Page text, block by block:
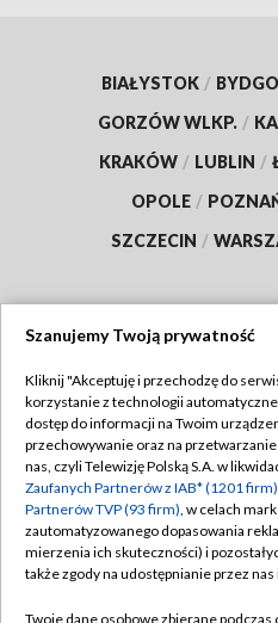
BIAŁYSTOK /
GORZÓW WLKP. /
KRAKÓW / LUBLIN /
OPOLE /
SZCZECIN /
Abonament TVP
Emisja w TVP
Centrum informacji TVP
Naziemna Telewizja
Polityka
Moje
Szanujemy Twoją prywatność
Kliknij "Akceptuję i przechodzę do
korzystanie z technologii
dostęp do informacji na Twoim
przechowywanie oraz na
nas, czyli Telewizję Polską S.A. w
Zaufanych Partnerów z IAB* (1201 firm)
Partnerów TVP (93 firm), w celach
zautomatyzowanego dopasowania
mierzenia ich skuteczności) i
także zgody na udostępnianie przez
Twoje dane osobowe zbierane